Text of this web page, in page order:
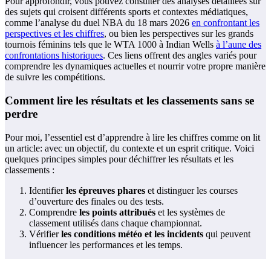
des sujets qui croisent différents sports et contextes médiatiques,
comme l’analyse du duel NBA du 18 mars 2026 en confrontant les
perspectives et les chiffres, ou bien les perspectives sur les grands
tournois féminins tels que le WTA 1000 à Indian Wells à l’aune des
confrontations historiques. Ces liens offrent des angles variés pour
comprendre les dynamiques actuelles et nourrir votre propre manière
de suivre les compétitions.
Comment lire les résultats et les classements sans se
perdre
Pour moi, l’essentiel est d’apprendre à lire les chiffres comme on lit
un article: avec un objectif, du contexte et un esprit critique. Voici
quelques principes simples pour déchiffrer les résultats et les
classements :
Identifierles épreuves phares et distinguer les courses
d’ouverture des finales ou des tests.
Comprendre les points attribués et les systèmes de
classement utilisés dans chaque championnat.
Vérifierles conditions météo et les incidents qui peuvent
influencer les performances et les temps.